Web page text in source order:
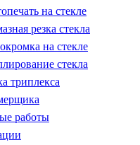
на стекле
резка стекла
на стекле
стекла
триплекса
работы